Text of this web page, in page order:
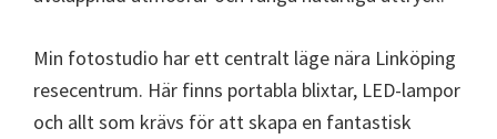
Min fotostudio har ett centralt läge nära Linköping
resecentrum. Här finns portabla blixtar, LED-lampor
och allt som krävs för att skapa en fantastisk